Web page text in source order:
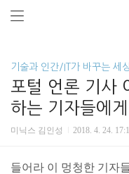
기술과 인간/IT가 바꾸는 세
포털 언론 기사
하는 기자들에게
미닉스 김인성 2018. 4. 24.
들어라 이 멍청한 기자